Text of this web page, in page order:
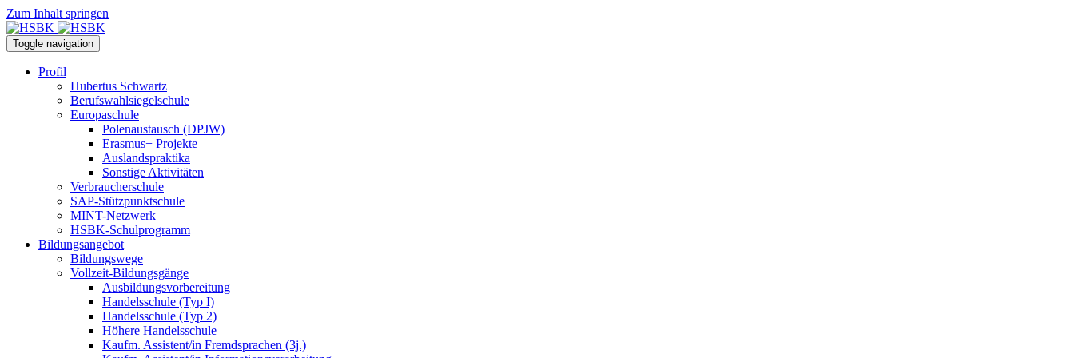
Zum Inhalt springen
Toggle navigation
Profil
Hubertus Schwartz
Berufswahlsiegelschule
Europaschule
Polenaustausch (DPJW)
Erasmus+ Projekte
Auslandspraktika
Sonstige Aktivitäten
Verbraucherschule
SAP-Stützpunktschule
MINT-Netzwerk
HSBK-Schulprogramm
Bildungsangebot
Bildungswege
Vollzeit-Bildungsgänge
Ausbildungsvorbereitung
Handelsschule (Typ I)
Handelsschule (Typ 2)
Höhere Handelsschule
Kaufm. Assistent/in­ Fremdsprachen (3j.)